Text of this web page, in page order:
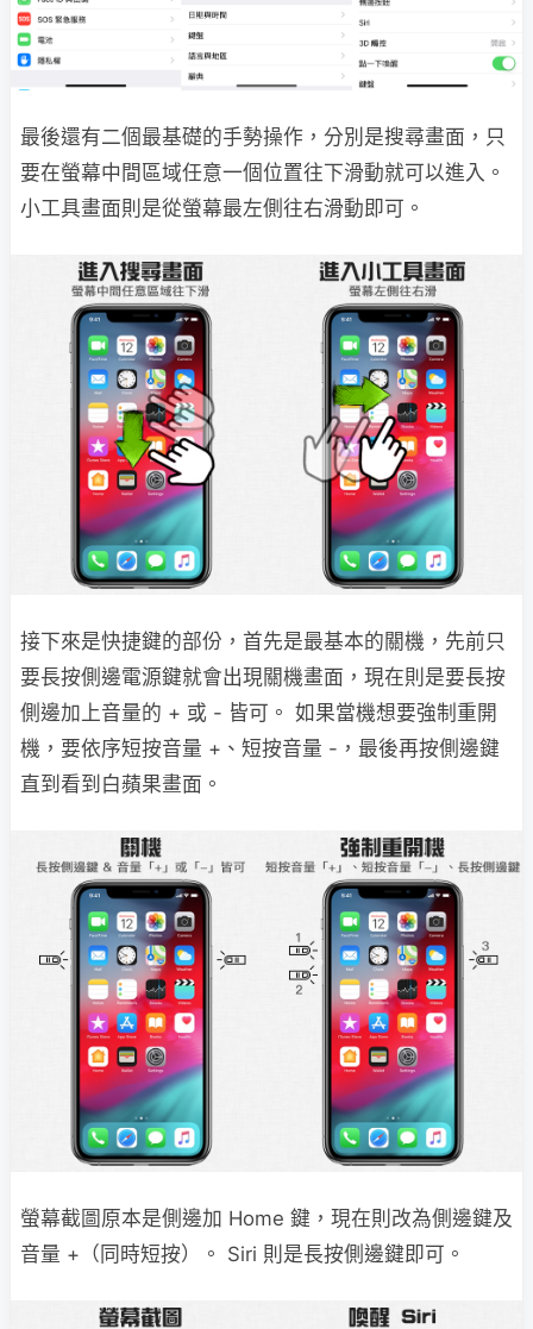
最後還有二個最基礎的手勢操作，分別是搜尋畫面，只
要在螢幕中間區域任意一個位置往下滑動就可以進入。
小工具畫面則是從螢幕最左側往右滑動即可。
接下來是快捷鍵的部份，首先是最基本的關機，先前只
要長按側邊電源鍵就會出現關機畫面，現在則是要長按
側邊加上音量的 + 或 - 皆可。 如果當機想要強制重開
機，要依序短按音量 +、短按音量 -，最後再按側邊鍵
直到看到白蘋果畫面。
螢幕截圖原本是側邊加 Home 鍵，現在則改為側邊鍵及
音量 +（同時短按）。 Siri 則是長按側邊鍵即可。